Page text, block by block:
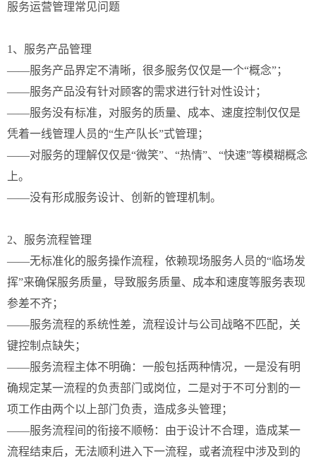
服务运营管理常见问题
1、服务产品管理
——服务产品界定不清晰，很多服务仅仅是一个“概念”；
——服务产品没有针对顾客的需求进行针对性设计；
——服务没有标准，对服务的质量、成本、速度控制仅仅是
凭着一线管理人员的“生产队长”式管理；
——对服务的理解仅仅是“微笑”、“热情”、“快速”等模糊概念
上。
——没有形成服务设计、创新的管理机制。
2、服务流程管理
——无标准化的服务操作流程，依赖现场服务人员的“临场发
挥”来确保服务质量，导致服务质量、成本和速度等服务表现
参差不齐；
——服务流程的系统性差，流程设计与公司战略不匹配，关
键控制点缺失；
——服务流程主体不明确：一般包括两种情况，一是没有明
确规定某一流程的负责部门或岗位，二是对于不可分割的一
项工作由两个以上部门负责，造成多头管理；
——服务流程间的衔接不顺畅：由于设计不合理，造成某一
流程结束后，无法顺利进入下一流程，或者流程中涉及到的